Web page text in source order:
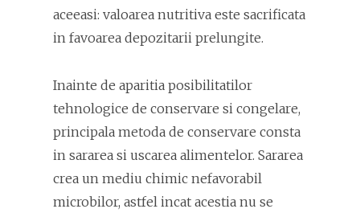
aceeasi: valoarea nutritiva este sacrificata
in favoarea depozitarii prelungite.
Inainte de aparitia posibilitatilor
tehnologice de conservare si congelare,
principala metoda de conservare consta
in sararea si uscarea alimentelor. Sararea
crea un mediu chimic nefavorabil
microbilor, astfel incat acestia nu se